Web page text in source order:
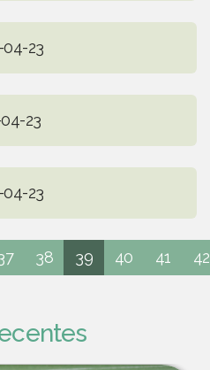
23
23
23
38 39 40 41 42